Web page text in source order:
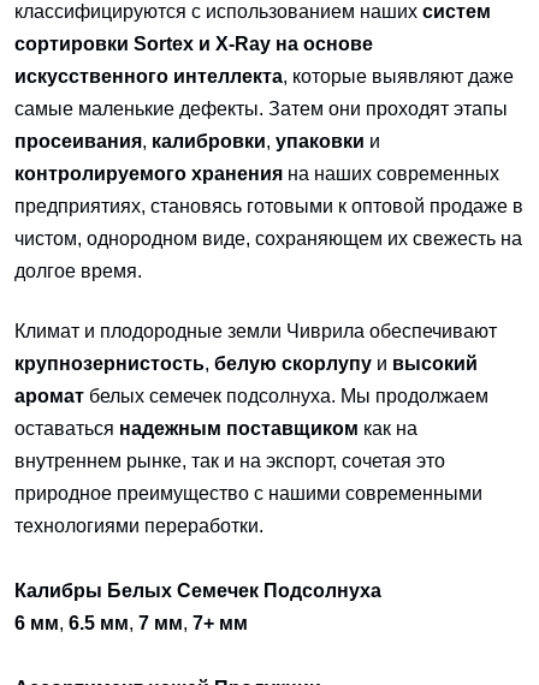
классифицируются с использованием наших систем
сортировки Sortex и X-Ray на основе
искусственного интеллекта, которые выявляют даже
самые маленькие дефекты. Затем они проходят этапы
просеивания, калибровки, упаковки и
контролируемого хранения на наших современных
предприятиях, становясь готовыми к оптовой продаже в
чистом, однородном виде, сохраняющем их свежесть на
долгое время.
Климат и плодородные земли Чиврила обеспечивают
крупнозернистость, белую скорлупу и высокий
аромат белых семечек подсолнуха. Мы продолжаем
оставаться надежным поставщиком как на
внутреннем рынке, так и на экспорт, сочетая это
природное преимущество с нашими современными
технологиями переработки.
Калибры Белых Семечек Подсолнуха
6 мм, 6.5 мм, 7 мм, 7+ мм